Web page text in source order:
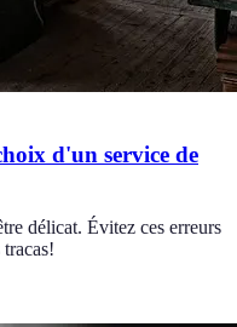
d'un service de
délicat. Évitez ces erreurs